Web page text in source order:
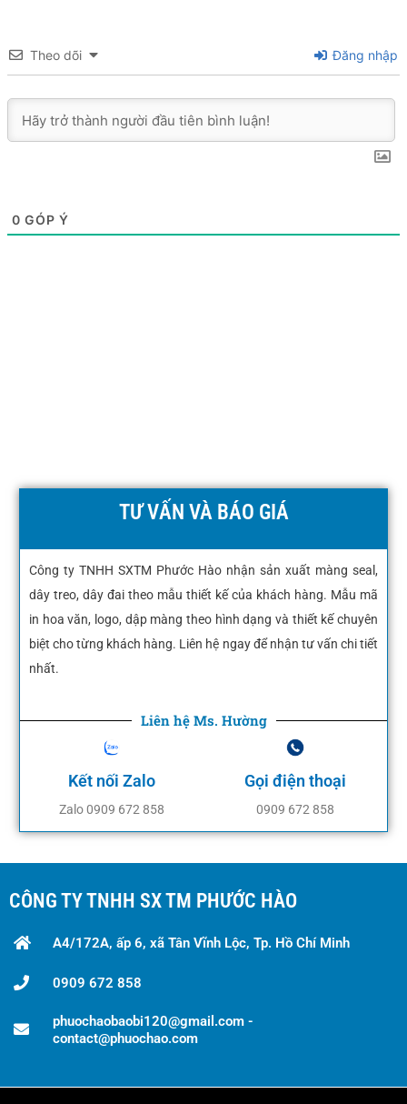
Theo dõi Đăng nhập
0 GÓP Ý
TƯ VẤN VÀ BÁO GIÁ
Công ty TNHH SXTM Phước Hào nhận sản xuất màng seal,
dây treo, dây đai theo mẫu thiết kế của khách hàng. Mẫu mã
in hoa văn, logo, dập màng theo hình dạng và thiết kế chuyên
biệt cho từng khách hàng. Liên hệ ngay để nhận tư vấn chi tiết
nhất.
Liên hệ Ms. Hường
Kết nối Zalo
Zalo 0909 672 858
Gọi điện thoại
0909 672 858
CÔNG TY TNHH SX TM PHƯỚC HÀO
A4/172A, ấp 6, xã Tân Vĩnh Lộc, Tp. Hồ Chí Minh
0909 672 858
phuochaobaobi120@gmail.com -
contact@phuochao.com